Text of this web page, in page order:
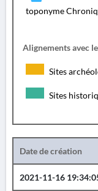
toponyme
Alignements avec
Sites
Sites
Date de création
2021-11-16